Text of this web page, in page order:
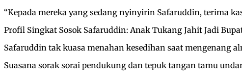
“Kepada mereka yang sedang nyinyirin Safaruddin, terima
Profil Singkat Sosok Safaruddin: Anak Tukang Jahit Jadi
Safaruddin tak kuasa menahan kesedihan saat mengenang
Suasana sorak sorai pendukung dan tepuk tangan tamu